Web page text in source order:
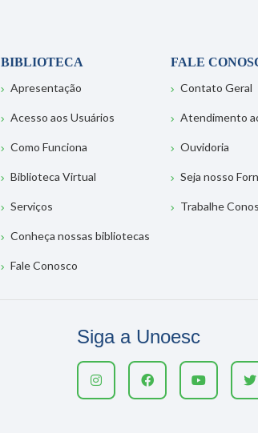
BIBLIOTECA
Apresentação
Acesso aos Usuários
Como Funciona
Biblioteca Virtual
Serviços
Conheça nossas bibliotecas
Fale Conosco
FALE
Contato Geral
Atendimento
Ouvidoria
Seja nosso
Trabalhe
Siga a Unoesc